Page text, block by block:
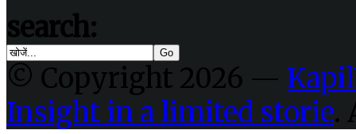
search:
© Copyright 2026 —
Insight in a limited storie.